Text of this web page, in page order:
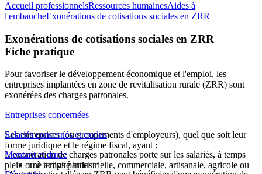
Accueil professionnelsRessources humainesAides à
l'embaucheExonérations de cotisations sociales en ZRR
Exonérations de cotisations sociales en ZRR
Fiche pratique
Pour favoriser le développement économique et l'emploi, les
entreprises implantées en zone de revitalisation rurale (ZRR) sont
exonérées des charges patronales.
Entreprises concernées
Les entreprises (ou groupements d'employeurs), quel que soit leur
forme juridique et le régime fiscal, ayant :
une activité industrielle, commerciale, artisanale, agricole ou
Salariés concernés et exclus
L'exonération de charges patronales porte sur les salariés, à temps
plein ou à temps partiel :
Montant et durée